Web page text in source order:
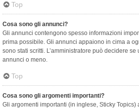
Top
Cosa sono gli annunci?
Gli annunci contengono spesso informazioni
prima possibile. Gli annunci appaiono in cima a
sono stati scritti. L’amministratore può decidere
annunci o meno.
Top
Cosa sono gli argomenti importanti?
Gli argomenti importanti (in inglese, Sticky